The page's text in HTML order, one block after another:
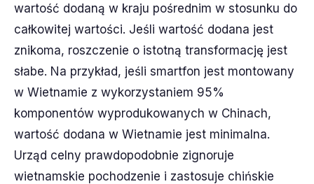
wartość dodaną w kraju pośrednim w stosunku do
całkowitej wartości. Jeśli wartość dodana jest
znikoma, roszczenie o istotną transformację jest
słabe. Na przykład, jeśli smartfon jest montowany
w Wietnamie z wykorzystaniem 95%
komponentów wyprodukowanych w Chinach,
wartość dodana w Wietnamie jest minimalna.
Urząd celny prawdopodobnie zignoruje
wietnamskie pochodzenie i zastosuje chińskie